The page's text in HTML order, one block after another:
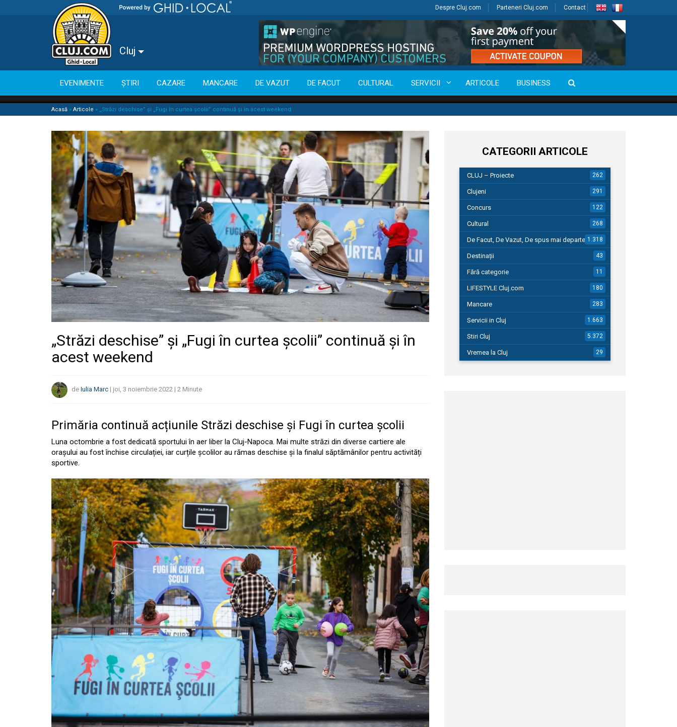
Despre Cluj.com Parteneri Cluj.com Contact
Cluj
EVENIMENTE ȘTIRI CAZARE MANCARE DE VAZUT DE FACUT CULTURAL SERVICII ARTICOLE BUSINESS
Acasă » Articole » „Străzi deschise” și „Fugi în curtea școlii” continuă și în acest weekend
„Străzi deschise” și „Fugi în curtea școlii” continuă și în
acest weekend
de Iulia Marc | joi, 3 noiembrie 2022 | 2 Minute
Primăria continuă acțiunile Străzi deschise și Fugi în curtea școlii
Luna octombrie a fost dedicată sportului în aer liber la Cluj-Napoca. Mai multe străzi din diverse cartiere ale
orașului au fost închise circulației, iar curțile școlilor au rămas deschise și la finalul săptămânilor pentru activități
sportive.
CATEGORII ARTICOLE
CLUJ – Proiecte 262
Clujeni 291
Concurs 122
Cultural 268
De Facut, De Vazut, De spus mai departe…1.318
Destinații 43
Fără categorie 11
LIFESTYLE Cluj.com 180
Mancare 283
Servicii in Cluj 1.663
Stiri Cluj 5.372
Vremea la Cluj 29